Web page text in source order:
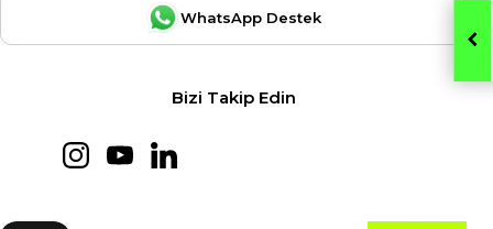
WhatsApp Destek
Bizi Takip Edin